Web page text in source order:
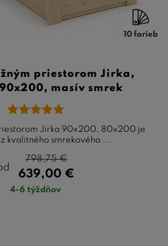
10 farieb
priestorom Jirka,
masív smrek
Jirka 90x200, 80x200 je
kvalitného smrekového ...
639,00 €
798,75€
4-6 týždňov